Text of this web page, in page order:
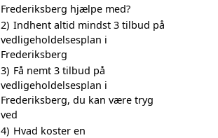
Frederiksberg hjælpe med?
2) Indhent altid mindst 3 tilbud på
vedligeholdelsesplan i
Frederiksberg
3) Få nemt 3 tilbud på
vedligeholdelsesplan i
Frederiksberg, du kan være tryg
ved
4) Hvad koster en